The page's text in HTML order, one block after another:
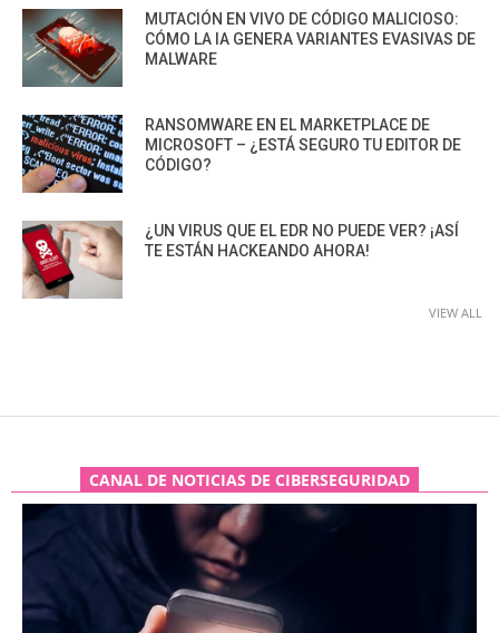
MUTACIÓN EN VIVO DE CÓDIGO MALICIOSO:
CÓMO LA IA GENERA VARIANTES EVASIVAS DE
MALWARE
RANSOMWARE EN EL MARKETPLACE DE
MICROSOFT – ¿ESTÁ SEGURO TU EDITOR DE
CÓDIGO?
¿UN VIRUS QUE EL EDR NO PUEDE VER? ¡ASÍ
TE ESTÁN HACKEANDO AHORA!
VIEW ALL
CANAL DE NOTICIAS DE CIBERSEGURIDAD